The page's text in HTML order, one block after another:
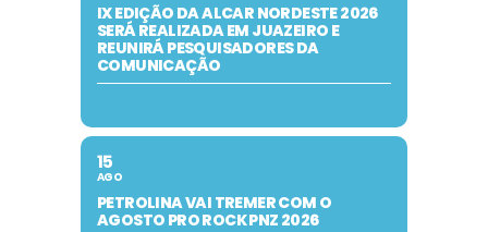
IX EDIÇÃO DA ALCAR NORDESTE 2026
SERÁ REALIZADA EM JUAZEIRO E
REUNIRÁ PESQUISADORES DA
COMUNICAÇÃO
15
AGO
PETROLINA VAI TREMER COM O
AGOSTO PRO ROCK PNZ 2026